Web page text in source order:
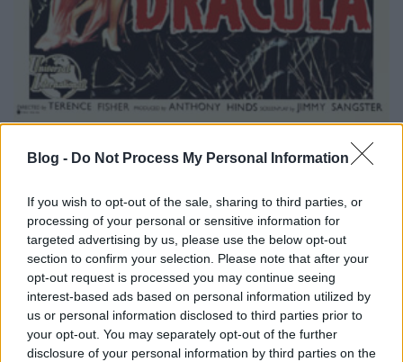
Blog - Do Not Process My Personal Information
If you wish to opt-out of the sale, sharing to third parties, or
processing of your personal or sensitive information for
targeted advertising by us, please use the below opt-out
section to confirm your selection. Please note that after your
opt-out request is processed you may continue seeing
interest-based ads based on personal information utilized by
us or personal information disclosed to third parties prior to
your opt-out. You may separately opt-out of the further
disclosure of your personal information by third parties on the
Ez a harmadik Drakula-mozi, amit láttam, szóval
minimum dobogós. :) Ha belegondolunk, egy
ám egyben ijesztő fazon, és Christopher Lee megfelel
e tekintetben. Öltözete miatt pedig nemcsak a
depeche-esek érezhetik közülük valónak, de még a
Roxfort tanári értekezletén is simán elvegyülhetne.
Erősségét a prózában nem igazán mutathatja meg,
mert csak 13 sort beszél, viszont nagyon
meggyőzően tud suhanni, tényleg, minden
elismerésem.